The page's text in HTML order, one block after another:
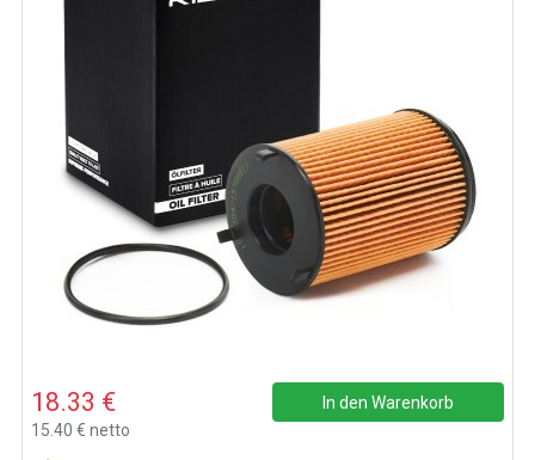
18.33 €
15.40 € netto
In den Warenkorb